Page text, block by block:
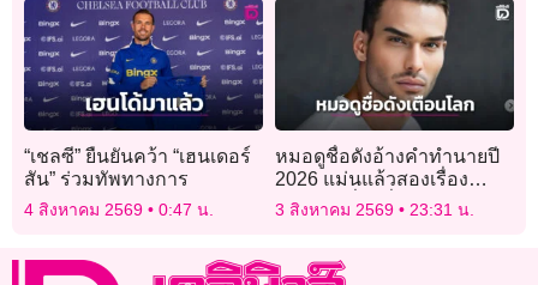
“เชลซี” ยืนยันคว้า “เฮนเดอร์
สัน” ร่วมทัพทางการ
4 สิงหาคม 2569 0:47 น.
หมอดูชื่อดังอ้างคำทำนายปี
2026 แม่นแล้วสองเรื่อง
เตือนภัยเรื่องที่สามกำลังก่อ
3 สิงหาคม 2569 23:31 น.